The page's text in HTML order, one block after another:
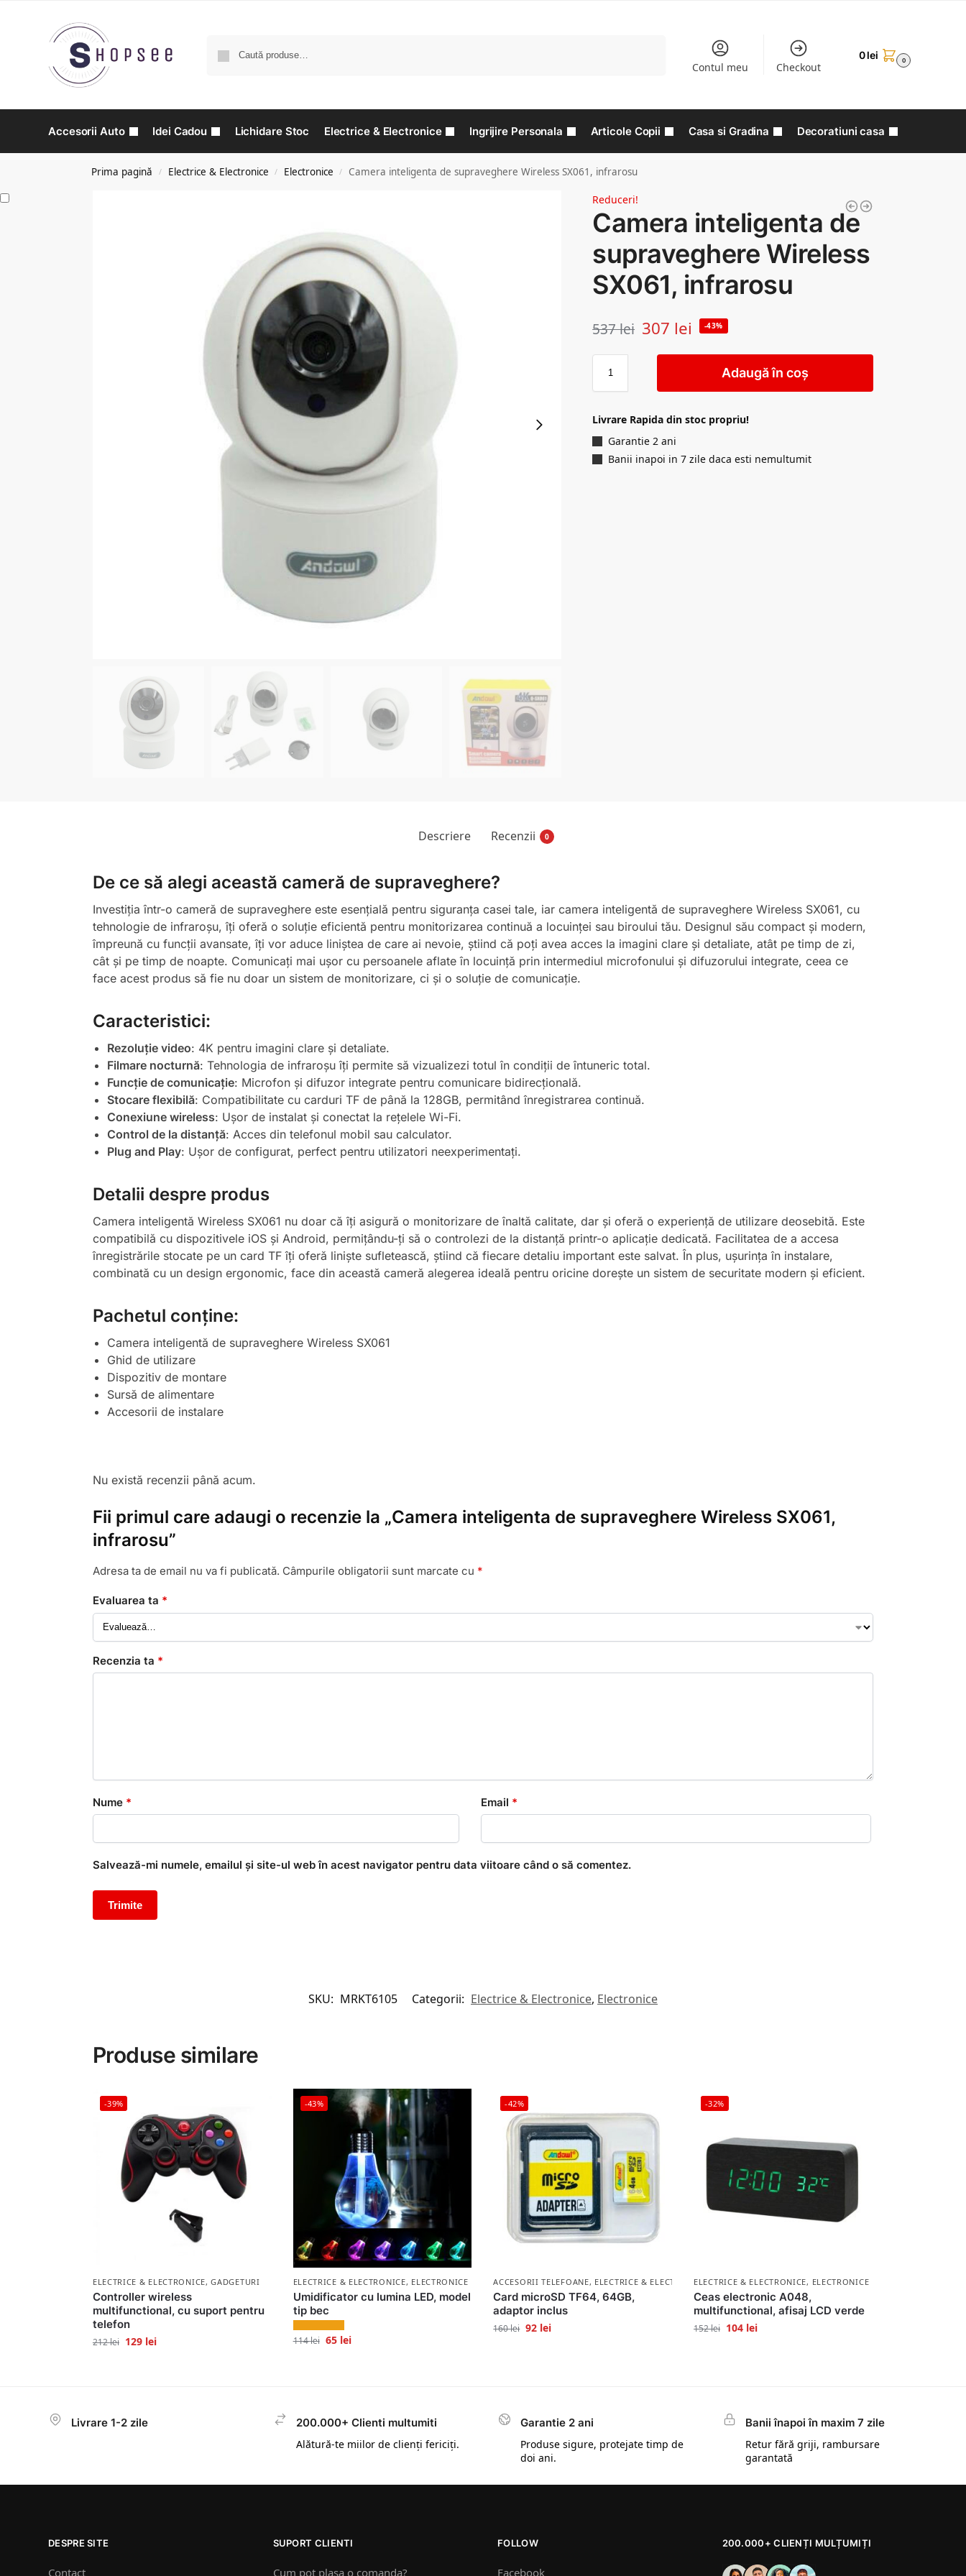
Contul meu Checkout
0lei 0
Accesorii Auto Idei Cadou Lichidare Stoc Electrice & Electronice Ingrijire Personala Articole Copii Casa si Gradina Decoratiuni casa
Prima pagină / Electrice & Electronice / Electronice / Camera inteligenta de supraveghere Wireless SX061, infrarosu
Reduceri!
Camera inteligenta de
supraveghere Wireless
SX061, infrarosu
537lei 307 lei -43%
Adaugă în coș
Livrare Rapida din stoc propriu!
Garantie 2 ani
Banii inapoi in 7 zile daca esti nemultumit
Descriere Recenzii 0
De ce să alegi această cameră de supraveghere?
Investiția într-o cameră de supraveghere este esențială pentru siguranța casei tale, iar camera inteligentă de supraveghere Wireless SX061, cu
tehnologie de infraroșu, îți oferă o soluție eficientă pentru monitorizarea continuă a locuinței sau biroului tău. Designul său compact și modern,
împreună cu funcții avansate, îți vor aduce liniștea de care ai nevoie, știind că poți avea acces la imagini clare și detaliate, atât pe timp de zi,
cât și pe timp de noapte. Comunicați mai ușor cu persoanele aflate în locuință prin intermediul microfonului și difuzorului integrate, ceea ce
face acest produs să fie nu doar un sistem de monitorizare, ci și o soluție de comunicație.
Caracteristici:
Rezoluție video: 4K pentru imagini clare și detaliate.
Filmare nocturnă: Tehnologia de infraroșu îți permite să vizualizezi totul în condiții de întuneric total.
Funcție de comunicație: Microfon și difuzor integrate pentru comunicare bidirecțională.
Stocare flexibilă: Compatibilitate cu carduri TF de până la 128GB, permitând înregistrarea continuă.
Conexiune wireless: Ușor de instalat și conectat la rețelele Wi-Fi.
Control de la distanță: Acces din telefonul mobil sau calculator.
Plug and Play: Ușor de configurat, perfect pentru utilizatori neexperimentați.
Detalii despre produs
Camera inteligentă Wireless SX061 nu doar că îți asigură o monitorizare de înaltă calitate, dar și oferă o experiență de utilizare deosebită. Este
compatibilă cu dispozitivele iOS și Android, permițându-ți să o controlezi de la distanță printr-o aplicație dedicată. Facilitatea de a accesa
înregistrările stocate pe un card TF îți oferă liniște sufletească, știind că fiecare detaliu important este salvat. În plus, ușurința în instalare,
combinată cu un design ergonomic, face din această cameră alegerea ideală pentru oricine dorește un sistem de securitate modern și eficient.
Pachetul conține:
Camera inteligentă de supraveghere Wireless SX061
Ghid de utilizare
Dispozitiv de montare
Sursă de alimentare
Accesorii de instalare
Nu există recenzii până acum.
Fii primul care adaugi o recenzie la „Camera inteligenta de supraveghere Wireless SX061,
infrarosu”
Adresa ta de email nu va fi publicată. Câmpurile obligatorii sunt marcate cu *
Evaluarea ta *
Recenzia ta *
Nume * Email *
Salvează-mi numele, emailul și site-ul web în acest navigator pentru data viitoare când o să comentez.
SKU: MRKT6105 Categorii: Electrice & Electronice, Electronice
Produse similare
-39%
ELECTRICE & ELECTRONICE,GADGETURI
Controller wireless
multifunctional, cu suport pentru
telefon
212lei 129 lei
-43%
ELECTRICE & ELECTRONICE, ELECTRONICE
Umidificator cu lumina LED, model
tip bec
114lei 65 lei
-42%
ACCESORII TELEFOANE, ELECTRICE & ELECTRONICE
Card microSD TF64, 64GB,
adaptor inclus
160lei 92 lei
-32%
ELECTRICE & ELECTRONICE, ELECTRONICE
Ceas electronic A048,
multifunctional, afisaj LCD verde
152lei 104 lei
Livrare 1-2 zile
200.000+ Clienti multumiti
Alătură-te miilor de clienți fericiți.
Garantie 2 ani
Produse sigure, protejate timp de
doi ani.
Banii înapoi în maxim 7 zile
Retur fără griji, rambursare
garantată
DESPRE SITE
Contact
SUPORT CLIENTI
Cum pot plasa o comanda?
FOLLOW
Facebook
200.000+ CLIENȚI MULȚUMIȚI